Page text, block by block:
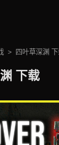
四叶草深渊
下载